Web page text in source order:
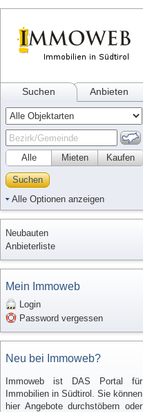
Suchen Anbieten
Alle Kaufen
Mieten
Suchen
Alle Optionen anzeigen
Neubauten
Anbieterliste
Mein Immoweb
Login
Password vergessen
Neu bei Immoweb?
Immoweb ist DAS Portal für
Immobilien in Südtirol. Sie können
hier Angebote durchstöbern oder